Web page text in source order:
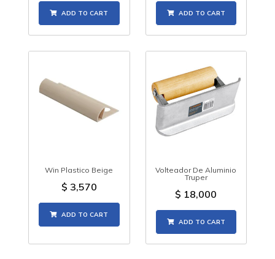
ADD TO CART ADD TO CART
Win Plastico Beige
$ 3,570
ADD TO CART
Volteador De Aluminio
Truper
$ 18,000
ADD TO CART